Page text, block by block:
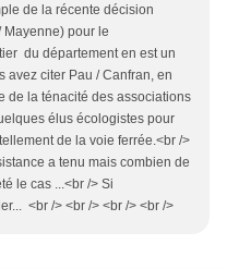
de la récente décision
pour le
du département en est un
avez citer Pau / Canfran, en
de la ténacité des associations
élus écologistes pour
de la voie ferrée.<br />
a tenu mais combien de
le cas ...<br /> Si
<br /> <br /> <br /> <br />